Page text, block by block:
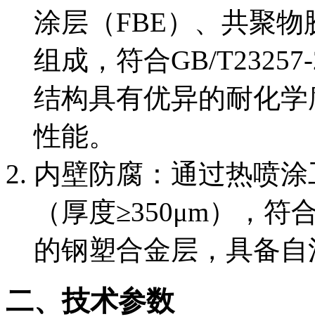
涂层（FBE）、共聚
组成，符合GB/
结构具有优异的耐化
性能。
内壁防腐：通过热喷
（厚度≥350μm），符
的钢塑合金层，具备
二、技术参数